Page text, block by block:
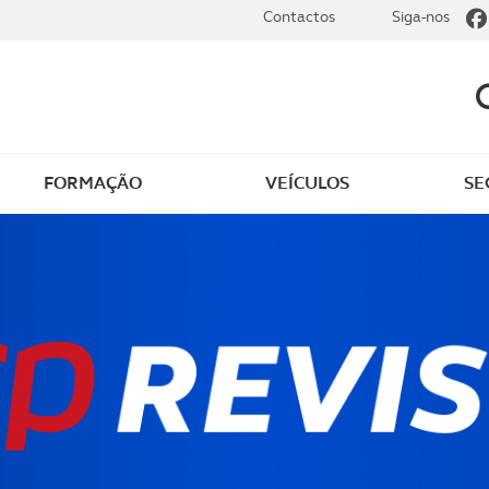
Golfe
Revista ACP Edição
impressa
FORMAÇÃO VEÍCULOS
Contactos Siga-nos